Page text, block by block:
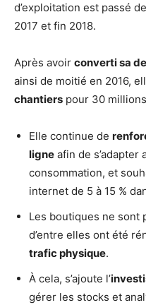
d’exploitation est passé
2017 et fin 2018.
Après avoir converti sa
ainsi de moitié en 2016,
chantiers pour 30 millions
Elle continue de
ligne afin de s’adapter
consommation, et
internet de 5 à 15 %
Les boutiques ne sont
d’entre elles ont été
trafic physique.
À cela, s’ajoute l’
gérer les stocks et